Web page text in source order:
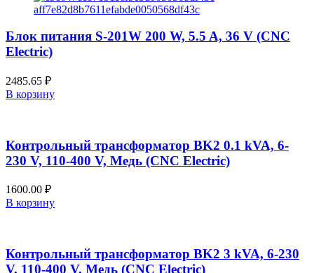
Блок питания S-201W 200 W, 5.5 A, 36 V (CNC
Electric)
2485.65 ₽
В корзину
Контрольный трансформатор BK2 0.1 kVA, 6-
230 V, 110-400 V, Медь (CNC Electric)
1600.00 ₽
В корзину
Контрольный трансформатор BK2 3 kVA, 6-230
V, 110-400 V, Медь (CNC Electric)